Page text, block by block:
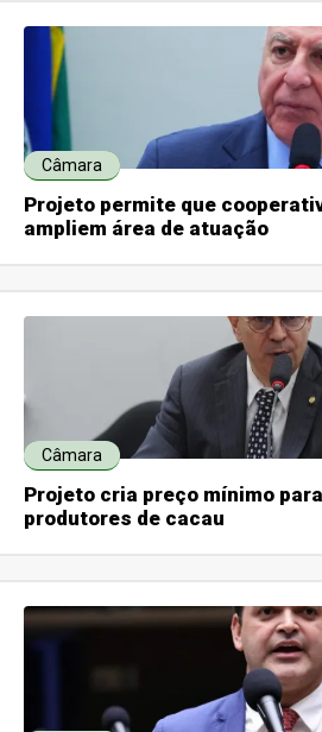
Câmara
Projeto permite que
ampliem área de atuação
Câmara
Projeto cria preço mínimo
produtores de cacau